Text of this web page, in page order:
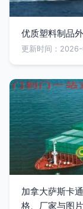
优质塑料制品
更新时间：
加拿大萨斯卡
格、厂家与图